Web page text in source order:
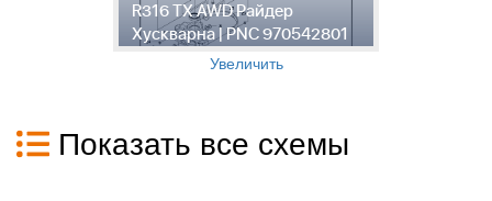
R316 TX AWD Райдер
Хускварна | PNC 970542801
Увеличить
Показать все схемы